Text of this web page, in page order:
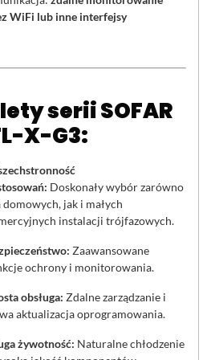
WiFi lub inne interfejsy
serii SOFAR
X-G3:
Doskonały wybór zarówno
domowych, jak i małych
instalacji trójfazowych.
Zaawansowane
ochrony i monitorowania.
obsługa: Zdalne zarządzanie i
aktualizacja oprogramowania.
żywotność: Naturalne chłodzenie